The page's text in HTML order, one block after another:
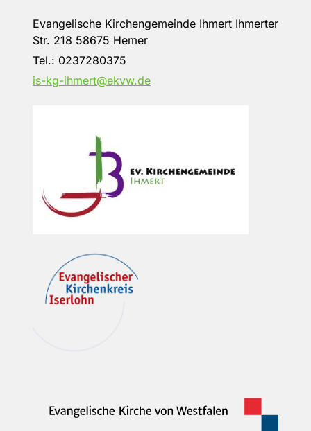
Evangelische Kirchengemeinde Ihmert Ihmerter
Str. 218 58675 Hemer
Tel.: 0237280375
is-kg-ihmert@ekvw.de